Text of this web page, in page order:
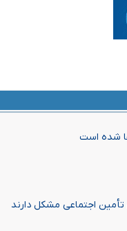
شده است
اجتماعی مشکل دارند